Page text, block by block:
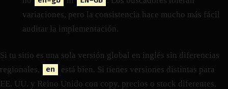
variaciones, pero la consistencia hace mucho más fácil
auditar la implementación.
Si tu sitio es una sola versión global en inglés sin diferencias
regionales,
en
está bien. Si tienes versiones distintas para
EE. UU. y Reino Unido con copy, precios o stock diferentes,